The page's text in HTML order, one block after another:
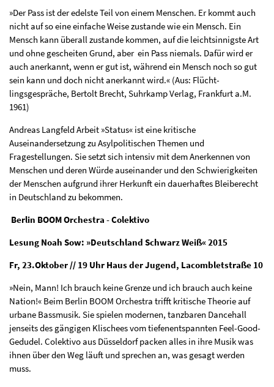
»Der Pass ist der edelste Teil von einem Menschen. Er kommt auch
nicht auf so eine einfache Weise zustande wie ein Mensch. Ein
Mensch kann überall zustande kommen, auf die leichtsinnigste Art
und ohne gescheiten Grund, aber ein Pass niemals. Dafür wird er
auch anerkannt, wenn er gut ist, während ein Mensch noch so gut
sein kann und doch nicht anerkannt wird.« (Aus: Flücht­
lingsgespräche, Bertolt Brecht, Suhrkamp Verlag, Frankfurt a.M.
1961)
Andreas Langfeld Arbeit »Status« ist eine kritische
Auseinandersetzung zu Asylpolitischen Themen und
Fragestellungen. Sie setzt sich intensiv mit dem Anerkennen von
Menschen und deren Würde auseinander und den Schwie­rigkeiten
der Menschen aufgrund ihrer Herkunft ein dauerhaftes Bleiberecht
in Deutschland zu bekommen.
Berlin BOOM Orchestra - Colektivo
Lesung Noah Sow: »Deutschland Schwarz Weiß« 2015
Fr, 23.Oktober // 19 Uhr Haus der Jugend, Lacombletstraße 10
»Nein, Mann! Ich brauch keine Grenze und ich brauch auch keine
Nation!« Beim Berlin BOOM Orchestra trifft kritische Theorie auf
urbane Bassmusik. Sie spielen modernen, tanzbaren Dancehall
jenseits des gängigen Klischees vom tiefenentspannten Feel-Good-
Gedudel. Colektivo aus Düsseldorf packen alles in ihre Musik was
ihnen über den Weg läuft und sprechen an, was gesagt werden
muss.